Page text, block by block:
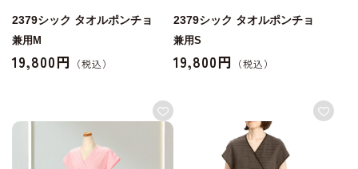
2379シック タオルポンチョ
兼用M
19,800円
2379シック タオルポンチョ
兼用S
19,800円